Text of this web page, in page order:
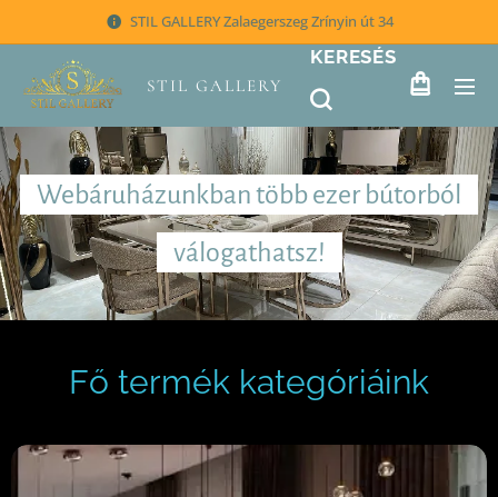
STIL GALLERY Zalaegerszeg Zrínyin út 34
STIL GALLERY
KERESÉS
Webáruházunkban több ezer bútorból
válogathatsz!
Fő termék kategóriáink